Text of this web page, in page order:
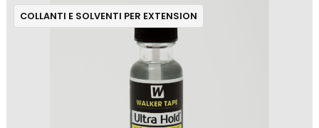
COLLANTI E SOLVENTI PER EXTENSION